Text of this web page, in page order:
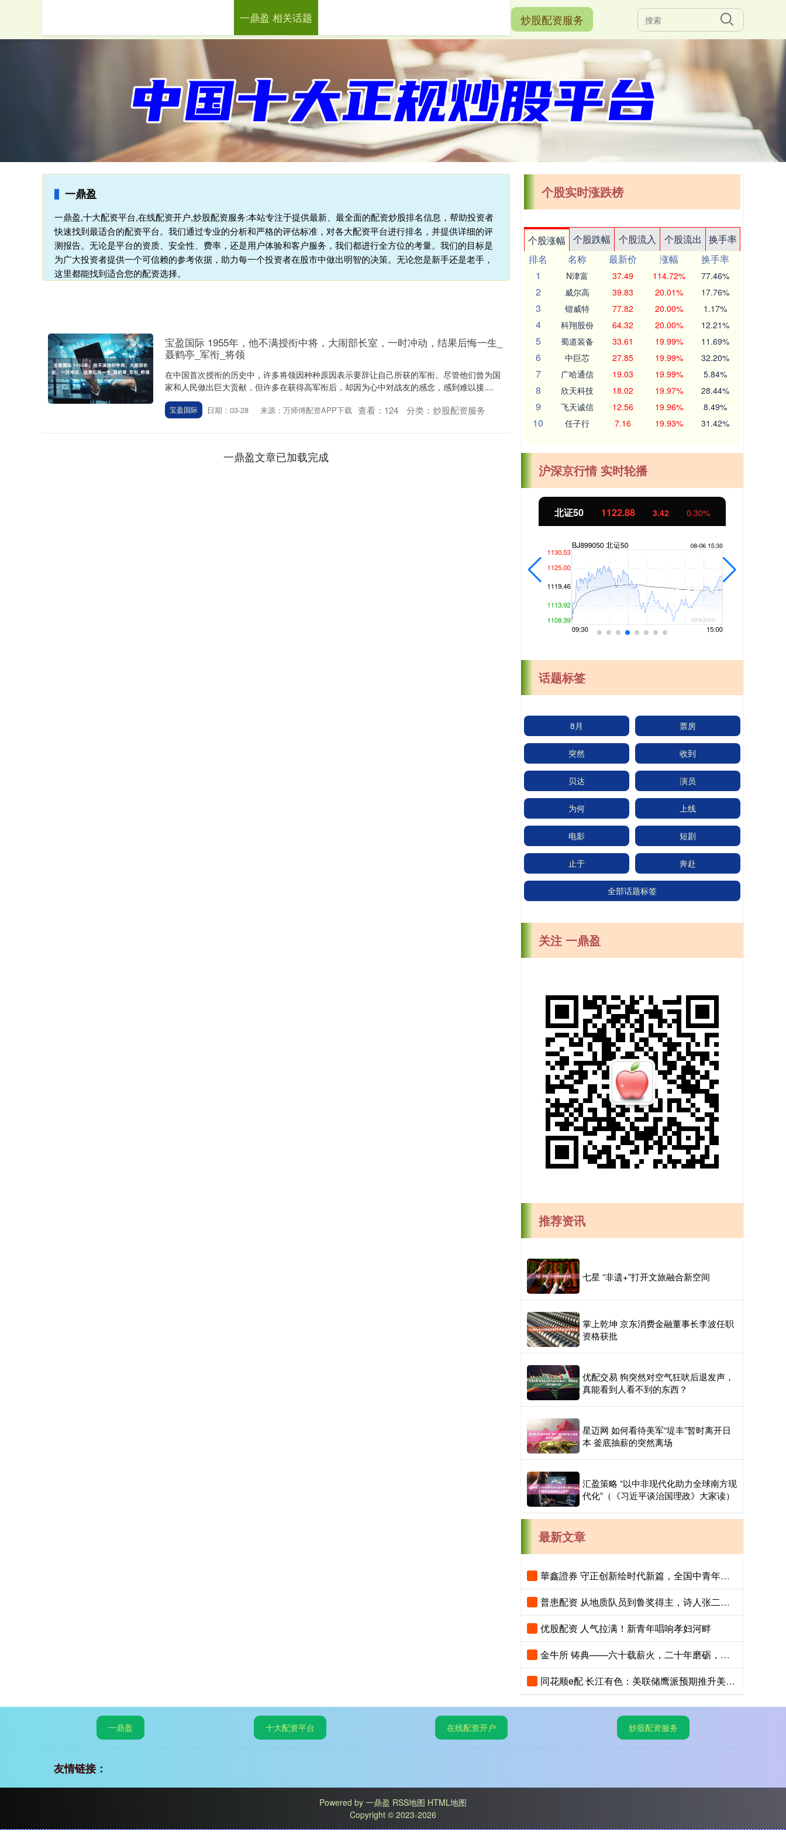
一鼎盈 炒股配资服务
一鼎盈
一鼎盈,十大配资平台,在线配资开户,炒股配资服务:本站专注于提供最新、最全面的配资炒股排名信息，帮助投资者
快速找到最适合的配资平台。我们通过专业的分析和严格的评估标准，对各大配资平台进行排名，并提供详细的评
测报告。无论是平台的资质、安全性、费率，还是用户体验和客户服务，我们都进行全方位的考量。我们的目标是
为广大投资者提供一个可信赖的参考依据，助力每一个投资者在股市中做出明智的决策。无论您是新手还是老手，
这里都能找到适合您的配资选择。
一鼎盈 相关话题
宝盈国际 1955年，他不满授衔中将，大闹部长室，一时冲动，结果后悔一生_
聂鹤亭_军衔_将领
在中国首次授衔的历史中，许多将领因种种原因表示要辞让自己所获的军衔。尽管他们曾为国
家和人民做出巨大贡献，但许多在获得高军衔后，却因为心中对战友的感念，感到难以接....
宝盈国际 日期：03-28 来源：万师傅配资APP下载 查看： 124 分类： 炒股配资服务
一鼎盈文章已加载完成
个股实时涨跌榜
个股涨幅 个股跌幅 个股流入 个股流出
换手率
排名
名称 最新价 涨幅
换手率
1
N津富 37.49 114.72% 77.46%
2 威尔高 39.83 20.01% 17.76%
3 锴威特 77.82 20.00% 1.17%
4 科翔股份 64.32 20.00% 12.21%
5 蜀道装备 33.61 19.99% 11.69%
6 中巨芯 27.85 19.99% 32.20%
7 广哈通信 19.03 19.99% 5.84%
8 欣天科技 18.02 19.97% 28.44%
9 飞天诚信 12.56 19.96% 8.49%
10 任子行 7.16 19.93% 31.42%
沪深京行情 实时轮播
北证50 1122.88 3.42 0.30%
话题标签
8月 票房
突然 收到
贝达 演员
为何 上线
电影 短剧
止于 奔赴
全部话题标签
关注 一鼎盈
推荐资讯
七星 “非遗+”打开文旅融合新空间
掌上乾坤 京东消费金融董事长李波任职
资格获批
优配交易 狗突然对空气狂吠后退发声，
真能看到人看不到的东西？
星迈网 如何看待美军“堤丰”暂时离开日
本 釜底抽薪的突然离场
汇盈策略 “以中非现代化助力全球南方现
代化”（《习近平谈治国理政》大家读）
最新文章
華鑫證券 守正创新绘时代新篇，全国中青年创新艺术展登陆中国美术馆
普患配资 从地质队员到鲁奖得主，诗人张二棍分享写作与人生：“因为苍天在上，我愿埋首人间”
优股配资 人气拉满！新青年唱响孝妇河畔
金牛所 铸典——六十载薪火，二十年磨砺，《现代汉语大词典》出版
同花顺e配 长江有色：美联储鹰派预期推升美指位居13个月高位 25日镍价或小跌
一鼎盈 十大配资平台 在线配资开户 炒股配资服务
友情链接：
Powered by 一鼎盈 RSS地图 HTML地图
Copyright © 2023-2026